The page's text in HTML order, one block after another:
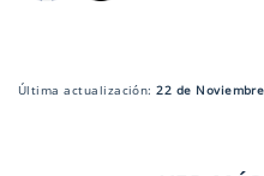
Última actualización:22 de